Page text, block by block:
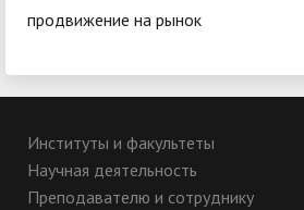
продвижение на рынок
Институты и факультеты
Научная деятельность
Преподавателю и сотруднику